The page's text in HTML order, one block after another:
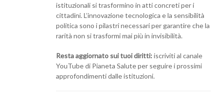
istituzionali si trasformino in atti concreti per i
cittadini. L’innovazione tecnologica e la sensibilità
politica sono i pilastri necessari per garantire che la
rarità non si trasformi mai più in invisibilità.
Resta aggiornato sui tuoi diritti: iscriviti al canale
YouTube di Pianeta Salute per seguire i prossimi
approfondimenti dalle istituzioni.